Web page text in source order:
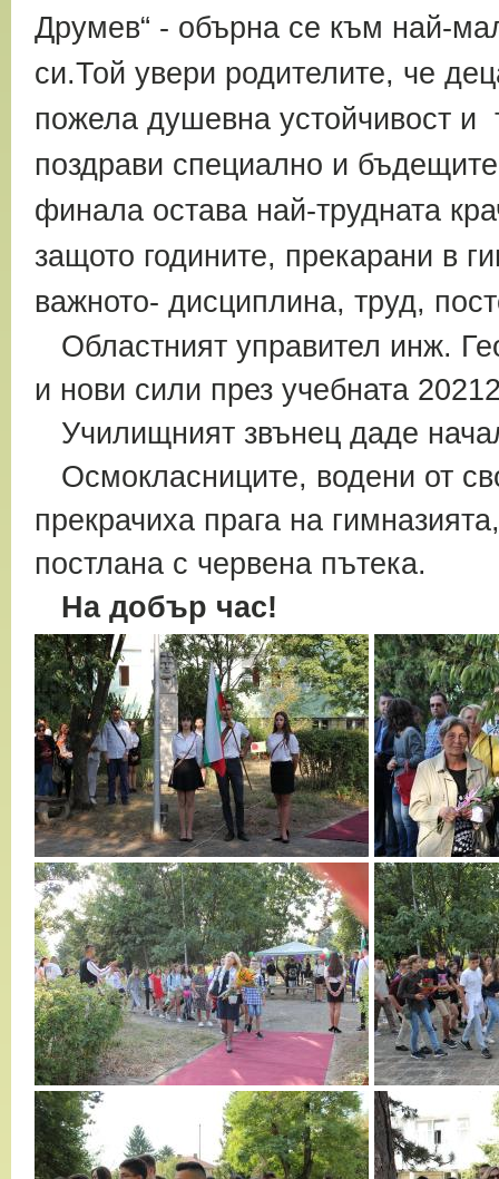
Друмев“ - обърна се към най-
си.Той увери родителите, че
пожела душевна устойчивост и
поздрави специално и
финала остава най-трудната
защото годините, прекарани в
важното- дисциплина, труд,
Областният управител инж.
и нови сили през учебната
Училищният звънец даде
Осмокласниците, водени от
прекрачиха прага на
постлана с червена пътека.
На добър час!